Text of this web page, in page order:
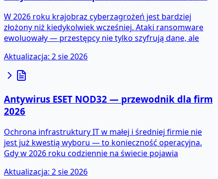
W 2026 roku krajobraz cyberzagrożeń jest bardziej
złożony niż kiedykolwiek wcześniej. Ataki ransomware
ewoluowały — przestępcy nie tylko szyfrują dane, ale
Aktualizacja: 2 sie 2026
Antywirus ESET NOD32 — przewodnik dla firm
2026
Ochrona infrastruktury IT w małej i średniej firmie nie
jest już kwestią wyboru — to konieczność operacyjna.
Gdy w 2026 roku codziennie na świecie pojawia
Aktualizacja: 2 sie 2026